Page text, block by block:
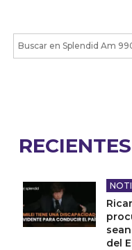
RECIENTES
del